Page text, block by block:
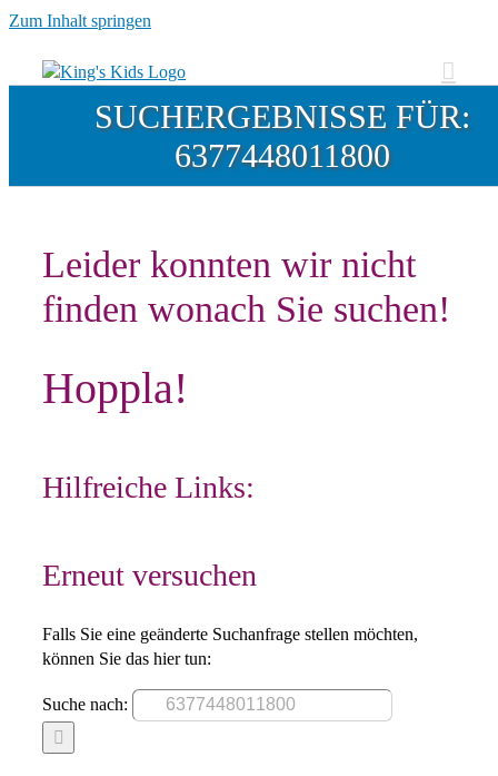
Zum Inhalt springen
SUCHERGEBNISSE FÜR:
6377448011800
Leider konnten wir nicht
finden wonach Sie suchen!
Hoppla!
Hilfreiche Links:
Erneut versuchen
Falls Sie eine geänderte Suchanfrage stellen möchten,
können Sie das hier tun:
Suche nach: